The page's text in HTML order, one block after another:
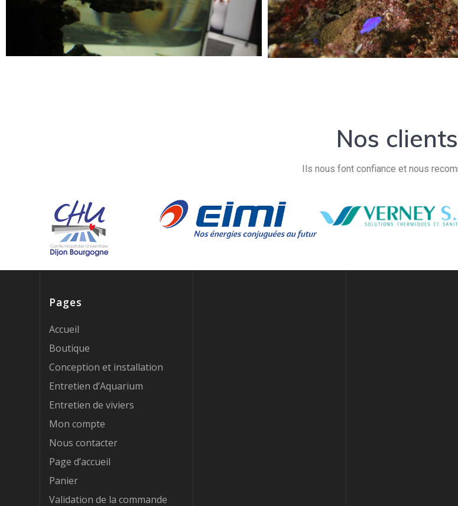
Nos clients
Ils nous font confiance et nous
Pages
Accueil
Boutique
Conception et installation
Entretien d’Aquarium
Entretien de viviers
Mon compte
Nous contacter
Page d’accueil
Panier
Validation de la commande